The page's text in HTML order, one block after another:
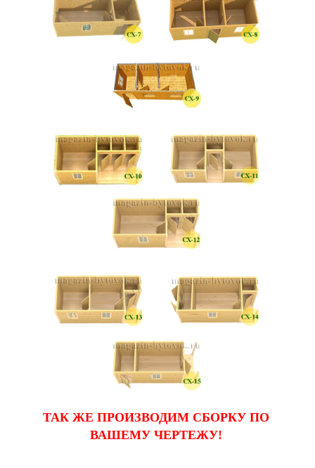
ТАК ЖЕ ПРОИЗВОДИМ СБОРКУ ПО
ВАШЕМУ ЧЕРТЕЖУ!